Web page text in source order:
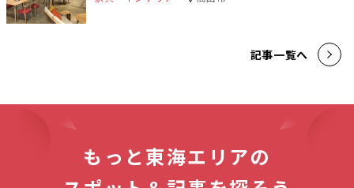
記事一覧へ
もっと東海エリアの